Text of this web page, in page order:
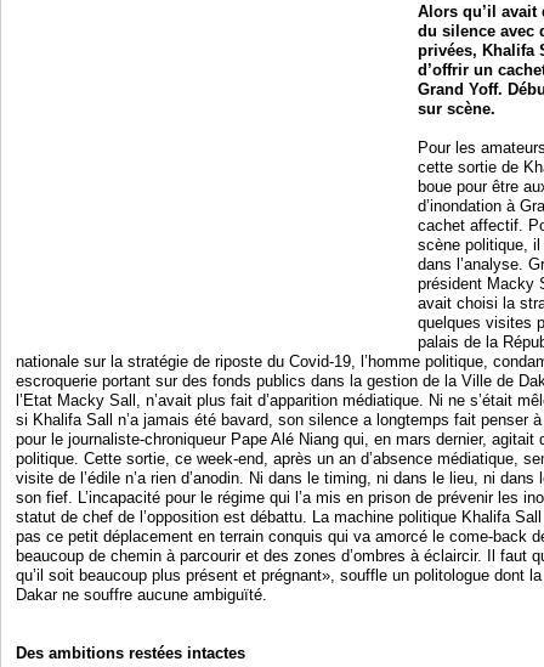
Alors qu’il avait
du silence avec
privées, Khalifa
d’offrir un
Grand Yoff.
sur scène.
Pour les
cette sortie de
boue pour être
d’inondation à
cachet affectif.
scène politique, il
dans l’analyse.
président Macky
avait choisi la
quelques visites
palais de la
nationale sur la stratégie de riposte du Covid-19, l’homme politique,
escroquerie portant sur des fonds publics dans la gestion de la Ville de
l’Etat Macky Sall, n’avait plus fait d’apparition médiatique. Ni ne s’était
si Khalifa Sall n’a jamais été bavard, son silence a longtemps fait penser
pour le journaliste-chroniqueur Pape Alé Niang qui, en mars dernier, agitait
politique. Cette sortie, ce week-end, après un an d’absence médiatique,
visite de l’édile n’a rien d’anodin. Ni dans le timing, ni dans le lieu, ni
son fief. L’incapacité pour le régime qui l’a mis en prison de prévenir les
statut de chef de l’opposition est débattu. La machine politique Khalifa
pas ce petit déplacement en terrain conquis qui va amorcé le come-back
beaucoup de chemin à parcourir et des zones d’ombres à éclaircir. Il faut
qu’il soit beaucoup plus présent et prégnant», souffle un politologue dont
Dakar ne souffre aucune ambiguïté.
Des ambitions restées intactes